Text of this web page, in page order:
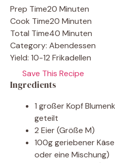
Prep Time20 Minuten
Cook Time20 Minuten
Total Time40 Minuten
Category: Abendessen
Yield: 10-12 Frikadellen
Save This Recipe
Ingredients
1 großer Kopf
geteilt
2 Eier (Größe M)
100g geriebener
oder eine Mischung)